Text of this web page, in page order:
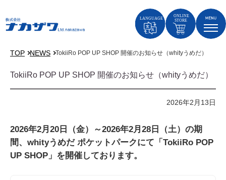
TOP NEWS TokiiRo POP UP SHOP 開催のお知らせ（whityうめだ）
TokiiRo POP UP SHOP 開催のお知らせ（whityうめだ）
2026年2月13日
2026年2月20日（金）～2026年2月28日（土） の期
間、whityうめだ ポケットパークにて「TokiiRo POP
UP SHOP」を開催しております。